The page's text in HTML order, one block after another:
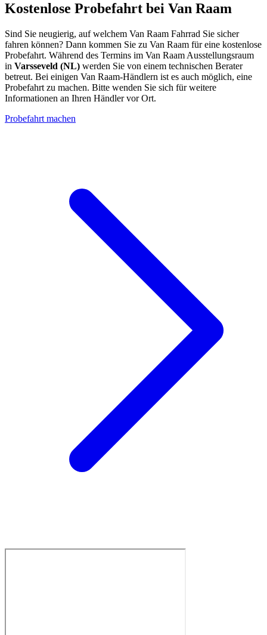
Kostenlose Probefahrt bei Van Raam
Sind Sie neugierig, auf welchem Van Raam Fahrrad Sie sicher
fahren können? Dann kommen Sie zu Van Raam für eine kostenlose
Probefahrt. Während des Termins im Van Raam Ausstellungsraum
in Varsseveld (NL) werden Sie von einem technischen Berater
betreut. Bei einigen Van Raam-Händlern ist es auch möglich, eine
Probefahrt zu machen. Bitte wenden Sie sich für weitere
Informationen an Ihren Händler vor Ort.
Probefahrt machen